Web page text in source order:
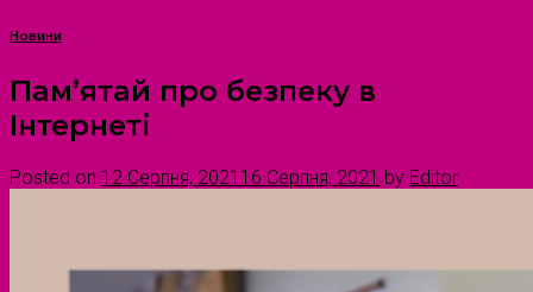
Новини
Пам’ятай про безпеку в
Інтернеті
Posted on 12 Серпня, 2021 16 Серпня, 2021 by Editor